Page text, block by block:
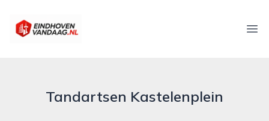
eindhovenvandaag.nl
Tandartsen Kastelenplein